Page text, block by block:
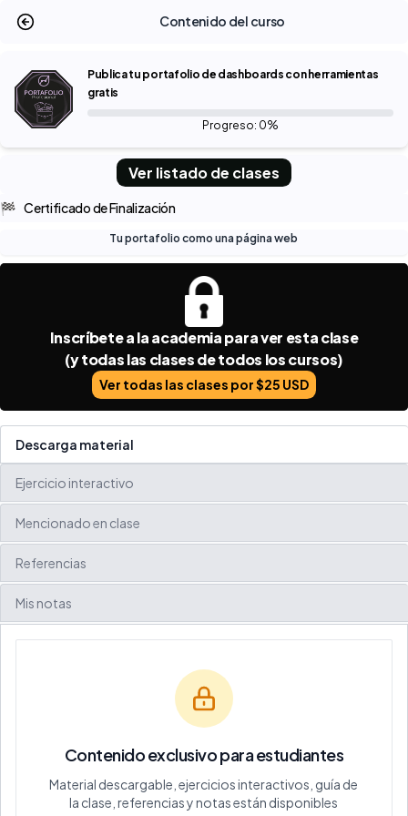
Contenido del curso
Publica tu portafolio de dashboards con herramientas
gratis
Progreso: 0%
Ver listado de clases
🏁 Certificado de Finalización
Tu portafolio como una página web
Inscríbete a la academia para ver esta clase
(y todas las clases de todos los cursos)
Ver todas las clases por $25 USD
Descarga material
Ejercicio interactivo
Mencionado en clase
Referencias
Mis notas
Contenido exclusivo para estudiantes
Material descargable, ejercicios interactivos, guía de
la clase, referencias y notas están disponibles